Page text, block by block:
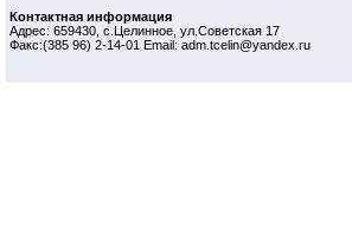
Контактная информация
Адрес: 659430, с.Целинное, ул.Советская 17
Факс:(385 96) 2-14-01 Email: adm.tcelin@yandex.ru